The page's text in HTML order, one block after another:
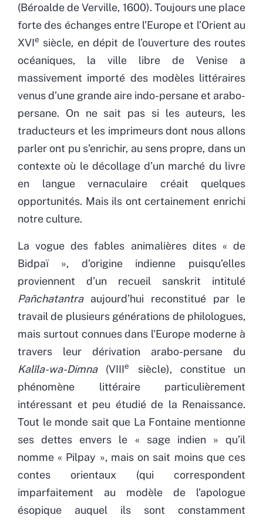
(Béroalde de Verville, 1600). Toujours une place
forte des échanges entre l’Europe et l’Orient au
XVIe siècle, en dépit de l’ouverture des routes
océaniques, la ville libre de Venise a
massivement importé des modèles littéraires
venus d’une grande aire indo-persane et arabo-
persane. On ne sait pas si les auteurs, les
traducteurs et les imprimeurs dont nous allons
parler ont pu s’enrichir, au sens propre, dans un
contexte où le décollage d’un marché du livre
en langue vernaculaire créait quelques
opportunités. Mais ils ont certainement enrichi
notre culture.
La vogue des fables animalières dites « de
Bidpaï », d’origine indienne puisqu’elles
proviennent d’un recueil sanskrit intitulé
Pañchatantra
aujourd’hui reconstitué par le
travail de plusieurs générations de philologues,
mais surtout connues dans l’Europe moderne à
travers leur dérivation arabo-persane du
Kalîla-wa-Dimna(VIIIe
siècle), constitue un
phénomène littéraire particulièrement
intéressant et peu étudié de la Renaissance.
Tout le monde sait que La Fontaine mentionne
ses dettes envers le « sage indien » qu’il
nomme « Pilpay », mais on sait moins que ces
contes orientaux (qui correspondent
imparfaitement au modèle de l’apologue
ésopique auquel ils sont constamment